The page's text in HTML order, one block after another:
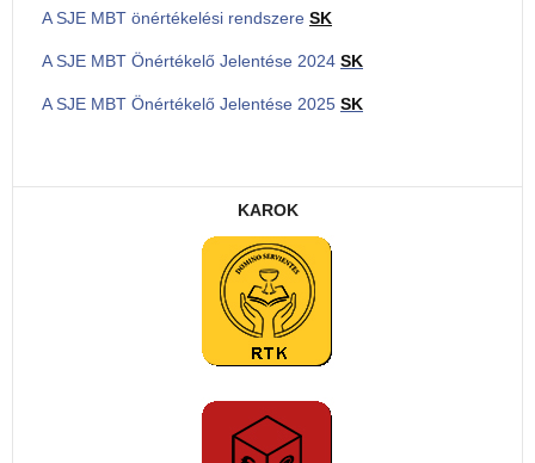
A SJE MBT önértékelési rendszere SK
A SJE MBT Önértékelő Jelentése 2024 SK
A SJE MBT Önértékelő Jelentése 2025 SK
KAROK